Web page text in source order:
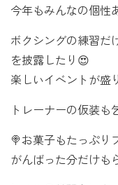
今年もみんなの個性
ボクシングの練習だ
を披露したり😍
楽しいイベントが盛
トレーナーの仮装も
🍭お菓子もたっぷり
がんばった分だけも